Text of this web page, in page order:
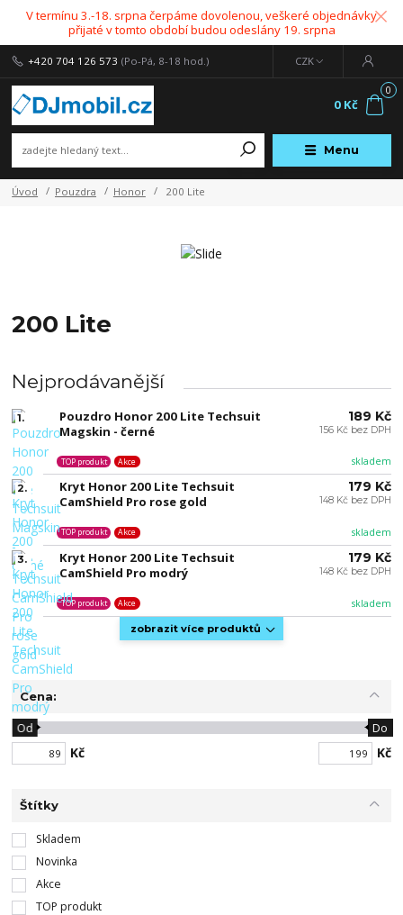
V termínu 3.-18. srpna čerpáme dovolenou, veškeré objednávky
přijaté v tomto období budou odeslány 19. srpna
Menu
CZK
+420 704 126 573 (Po-Pá, 8-18 hod.)
0
0 Kč
Úvod Pouzdra Honor 200 Lite
200 Lite
Nejprodávanější
1.
Pouzdro Honor 200 Lite Techsuit
Magskin - černé
skladem
TOP produkt Akce
189 Kč
156 Kč bez DPH
2.
Kryt Honor 200 Lite Techsuit
CamShield Pro rose gold
skladem
TOP produkt Akce
179 Kč
148 Kč bez DPH
3.
Kryt Honor 200 Lite Techsuit
CamShield Pro modrý
skladem
TOP produkt Akce
179 Kč
148 Kč bez DPH
zobrazit více produktů
Cena:
Kč
Od Do
Kč
Štítky
Skladem
Novinka
Akce
TOP produkt